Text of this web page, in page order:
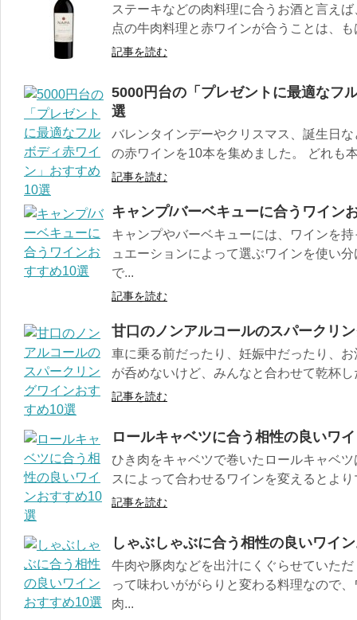
ステーキなどの肉料理に合うお酒と言え
点の牛肉料理と赤ワインが合うことは、
記事を読む
5000円台の「プレゼントに最適なフ
選
バレンタインデーやクリスマス、誕生日
の赤ワインを10本を集めました。 どれも
記事を読む
キャンプ/バーベキューに合うワイン
キャンプやバーベキューには、ワインを
ュエーションによって選ぶワインを使い
で...
記事を読む
甘口のノンアルコールのスパークリ
車に乗る前だったり、妊娠中だったり、
が呑めないけど、みんなと合わせて乾杯
記事を読む
ロールキャベツに合う相性の良いワ
ひき肉をキャベツで巻いたロールキャベ
スによって合わせるワインを変えるとよ
記事を読む
しゃぶしゃぶに合う相性の良いワイ
牛肉や豚肉などを出汁にくぐらせていた
って味わいががらりと変わる料理なので
肉...